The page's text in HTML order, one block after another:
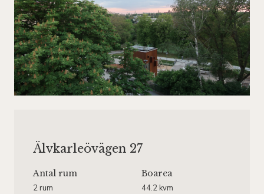
Älvkarleövägen 27
Antal rum
2 rum
Boarea
44.2 kvm